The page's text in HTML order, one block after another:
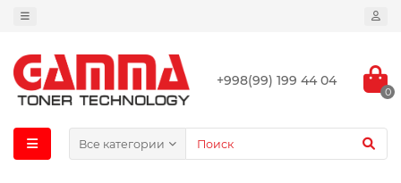
+998(99) 199 44 04
0
Все категории